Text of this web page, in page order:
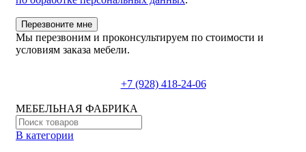
Мы перезвоним и проконсультируем по стоимости и
условиям заказа мебели.
+7 (928) 418-24-06
МЕБЕЛЬНАЯ ФАБРИКА
В категории